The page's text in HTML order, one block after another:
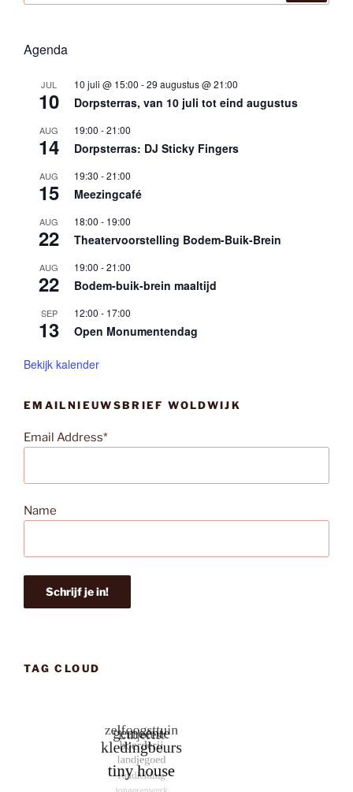
Agenda
JUL
10
10 juli @ 15:00 -29 augustus @ 21:00
Dorpsterras, van 10 juli tot eind augustus
AUG
14
19:00 -21:00
Dorpsterras: DJ Sticky Fingers
AUG
15
19:30 -21:00
Meezingcafé
AUG
22
18:00 - 19:00
Theatervoorstelling Bodem-Buik-Brein
AUG
22
19:00 -21:00
Bodem-buik-brein maaltijd
SEP
13
12:00 - 17:00
Open Monumentendag
Bekijk kalender
EMAILNIEUWSBRIEF WOLDWIJK
Email Address*
Name
TAG CLOUD